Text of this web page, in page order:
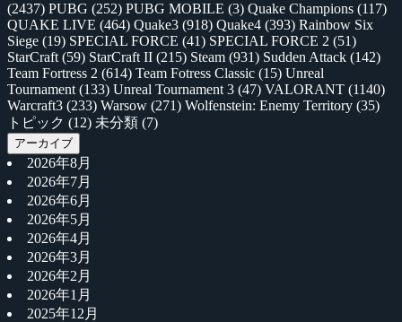
(2437) PUBG (252) PUBG MOBILE (3) Quake Champions (117)
QUAKE LIVE (464) Quake3 (918) Quake4 (393) Rainbow Six
Siege (19) SPECIAL FORCE (41) SPECIAL FORCE 2 (51)
StarCraft (59) StarCraft II (215) Steam (931) Sudden Attack (142)
Team Fortress 2 (614) Team Fotress Classic (15) Unreal
Tournament (133) Unreal Tournament 3 (47) VALORANT (1140)
Warcraft3 (233) Warsow (271) Wolfenstein: Enemy Territory (35)
トピック (12) 未分類 (7)
アーカイブ
2026年8月
2026年7月
2026年6月
2026年5月
2026年4月
2026年3月
2026年2月
2026年1月
2025年12月